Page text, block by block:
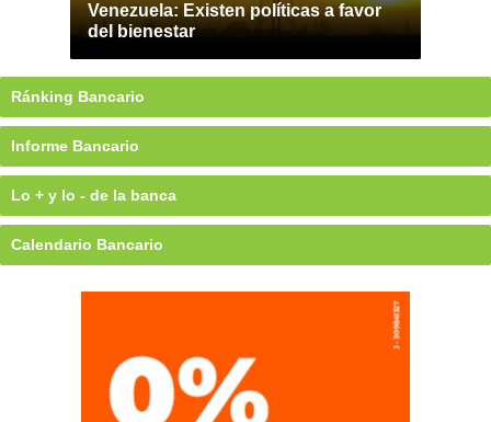
Venezuela: Existen políticas a favor
del bienestar
Ránking Bancario
Informe Bancario
Lo + y lo - de la banca
Calendario Bancario